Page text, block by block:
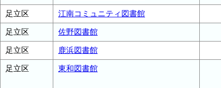
足立区 江南コミュニティ図書館
足立区 佐野図書館
足立区 鹿浜図書館
足立区 東和図書館